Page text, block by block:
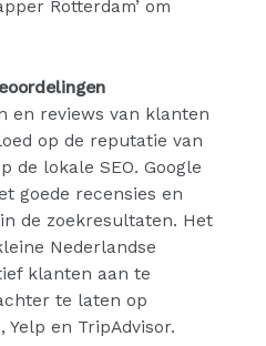
Rotterdam’ om
en reviews van klanten
op de reputatie van
de lokale SEO. Google
goede recensies en
de zoekresultaten. Het
Nederlandse
klanten aan te
te laten op
Yelp en TripAdvisor.